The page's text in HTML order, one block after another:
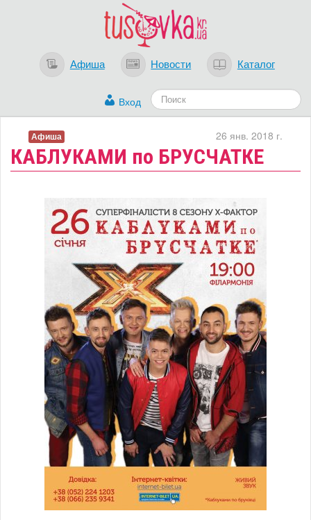
Афиша Новости Каталог
Вход
КАБЛУКАМИ по БРУСЧАТКЕ
26 янв. 2018 г.
Афиша